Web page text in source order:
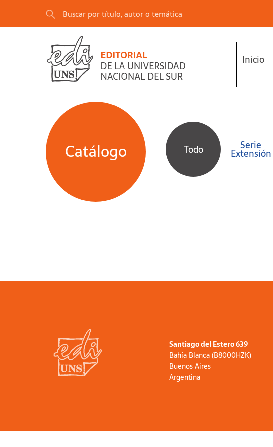
Inicio
Catálogo Todo Serie
Extensión
Santiago del Estero 639
Bahía Blanca (B8000HZK)
Buenos Aires
Argentina